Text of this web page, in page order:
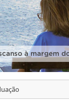
à margem